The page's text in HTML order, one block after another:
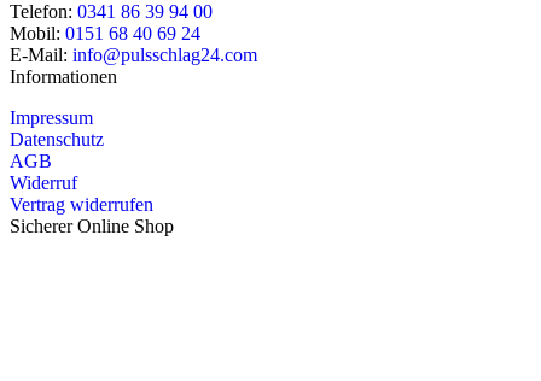
Telefon: 0341 86 39 94 00
Mobil: 0151 68 40 69 24
E-Mail: info@pulsschlag24.com
Informationen
Impressum
Datenschutz
AGB
Widerruf
Vertrag widerrufen
Sicherer Online Shop